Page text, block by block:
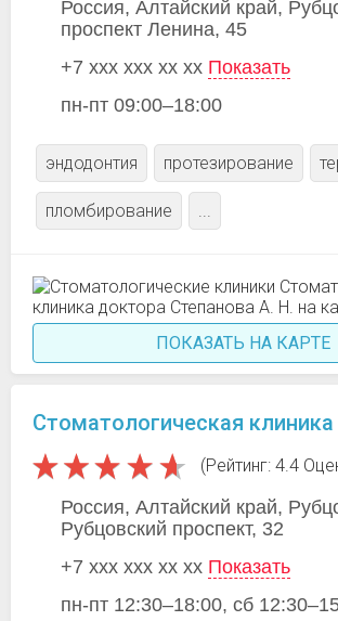
Россия, Алтайский край,
проспект Ленина, 45
+7 xxx xxx xx xx Показать
пн-пт 09:00–18:00
эндодонтия протезирование
пломбирование ...
ПОКАЗАТЬ НА КАРТЕ
Стоматологическая клиника
(Рейтинг: 4.4
Россия, Алтайский край,
Рубцовский проспект, 32
+7 xxx xxx xx xx Показать
пн-пт 12:30–18:00, сб